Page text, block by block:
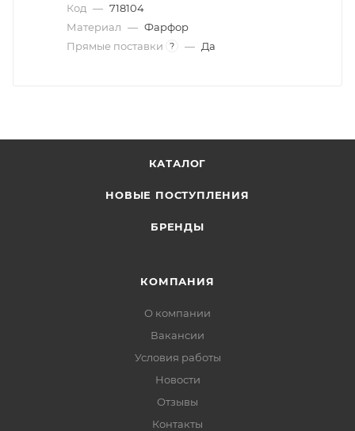
Код — 718104
Материал — Фарфор
Прямые поставки
? — Да
КАТАЛОГ
НОВЫЕ ПОСТУПЛЕНИЯ
БРЕНДЫ
КОМПАНИЯ
О компании
Вакансии
Условия работы
Новости
Отзывы
Контакты